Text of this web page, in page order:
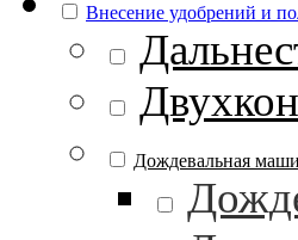
Внесение удобрений и
Дождевальная